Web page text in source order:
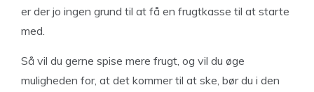
er der jo ingen grund til at få en frugtkasse til at starte
med.
Så vil du gerne spise mere frugt, og vil du øge
muligheden for, at det kommer til at ske, bør du i den